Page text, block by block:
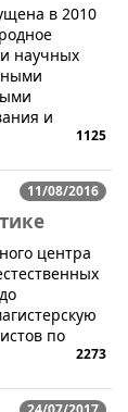
в 2010
и научных
и
1125
11/08/2016
центра
по
2273